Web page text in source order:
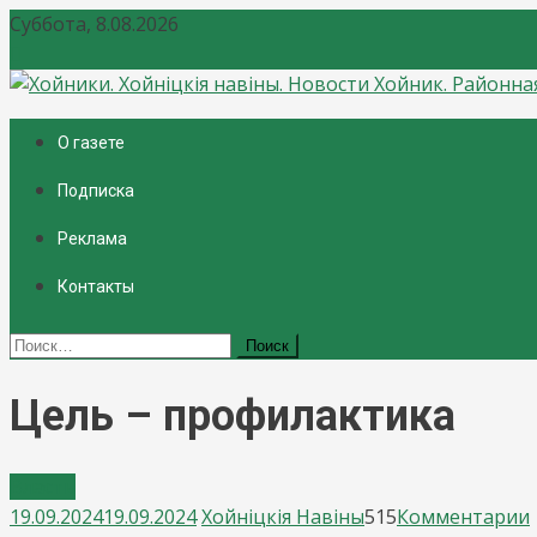
Суббота, 8.08.2026
Хойники. Хойнiцкiя навiны. Новости Хойник. Районная
О газете
Подписка
Реклама
Контакты
Найти:
Цель – профилактика
19.09.202419.09.2024Хойнiцкiя Навiны515Комментарии